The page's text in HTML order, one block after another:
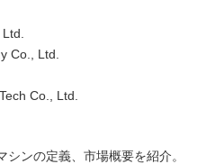
Co., Ltd.
Co., Ltd.
ンの定義、市場概要を紹介。